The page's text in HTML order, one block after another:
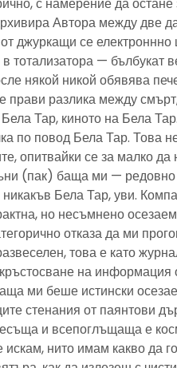
Автора между две
джуркащи се
в тотализатора — бълбукат
някой никой обявява
прави разлика между
Тар, киното на Бела
по повод Бела Тар. Това
опитвайки се за малко да
(пак) баща ми — редовно
никакъв Бела Тар, уви.
но несъмнено
отказа да ми
това е като
на информация
ми беше истински
стенания от паянтови
и всепоглъщаща е
нито имам какво да